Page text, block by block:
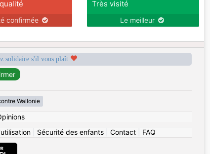
confirmée
Très visité
Le meilleur
solidaire s'il vous plaît
Wallonie
| Sécurité des enfants| Contact| FAQ